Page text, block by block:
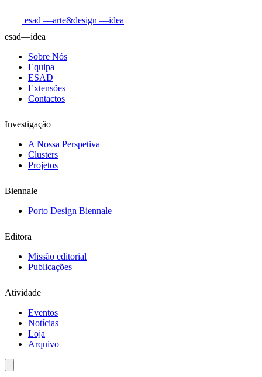
esad —arte&design —idea
esad—idea
Sobre Nós
Equipa
ESAD
Extensões
Contactos
Investigação
A Nossa Perspetiva
Clusters
Projetos
Biennale
Porto Design Biennale
Editora
Missão editorial
Publicações
Atividade
Eventos
Notícias
Loja
Arquivo